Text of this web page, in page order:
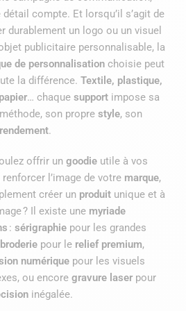
détail compte. Et lorsqu’il s’agit de
durablement un logo ou un visuel
publicitaire personnalisable, la
de personnalisationchoisie peut
la différence. Textile, plastique,
… chaque supportimpose sa
son propre style, son
rendement.
offrir un goodieutile à vos
renforcer l’image de votre marque,
créer un produitunique et à
? Il existe une myriade
: sérigraphiepour les grandes
broderiepour le relief premium,
numériquepour les visuels
ou encore gravure laserpour
inégalée.